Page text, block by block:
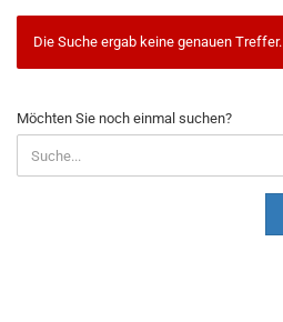
Die Suche ergab keine genauen Treffer.
MÖCHTEN
SIE
NOCH
EINMAL
Möchten Sie noch einmal suchen?